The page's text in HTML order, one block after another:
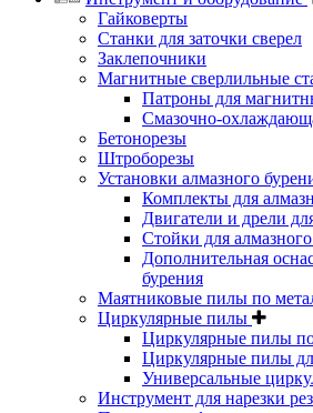
Гайковерты
Станки для заточки сверел
Заклепочники
Магнитные сверлильные
Патроны для
Смазочно-
Бетонорезы
Штроборезы
Установки алмазного
Комплекты для
Двигатели и дрели
Стойки для
Дополнительная
бурения
Маятниковые пилы по
Циркулярные пилы
Циркулярные пилы
Циркулярные пилы
Универсальные
Инструмент для нарезки